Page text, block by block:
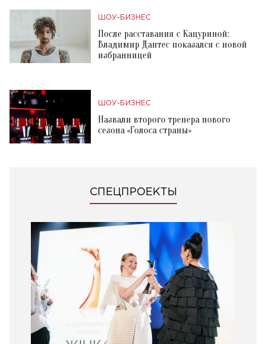
ШОУ-БИЗНЕС
После расставания с Кацуриной:
Владимир Дантес показался с новой
избранницей
ШОУ-БИЗНЕС
Назвали второго тренера нового
сезона «Голоса страны»
СПЕЦПРОЕКТЫ